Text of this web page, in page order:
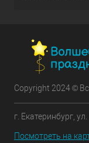
Copyright 2024 ©
г. Екатеринбург,
Посмотреть на